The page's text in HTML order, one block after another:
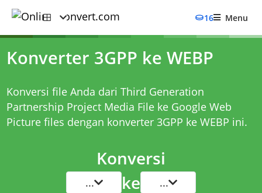
16 Menu
Konverter 3GPP ke WEBP
Konversi file Anda dari Third Generation
Partnership Project Media File ke Google Web
Picture files dengan konverter 3GPP ke WEBP ini.
Konversi
... ke ...